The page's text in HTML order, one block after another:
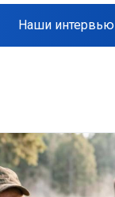
Наши интервью